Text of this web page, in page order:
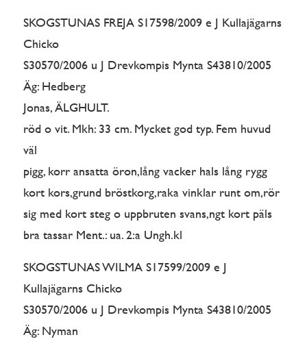
SKOGSTUNAS FREJA S17598/2009 e J Kullajägarns
Chicko
S30570/2006 u J Drevkompis Mynta S43810/2005
Äg: Hedberg
Jonas, ÄLGHULT.
röd o vit. Mkh: 33 cm. Mycket god typ. Fem huvud
väl
pigg, korr ansatta öron,lång vacker hals lång rygg
kort kors,grund bröstkorg,raka vinklar runt om,rör
sig med kort steg o uppbruten svans,ngt kort päls
bra tassar Ment.: ua. 2:a Ungh.kl
SKOGSTUNAS WILMA S17599/2009 e J
Kullajägarns Chicko
S30570/2006 u J Drevkompis Mynta S43810/2005
Äg: Nyman